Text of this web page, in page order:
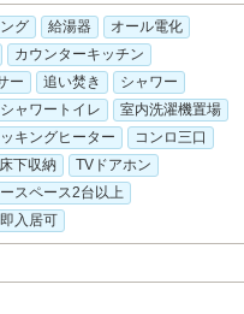
グ 給湯器
オール電化
カウンターキッチン
ー
追い焚き
シャワー
シャワートイレ
室内洗濯機置場
ッキングヒーター
コンロ三口
床下収納
TVドアホン
スペース2台以上
即入居可